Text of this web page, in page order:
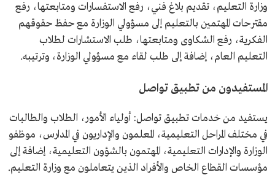
وزارة التعليم، تقديم بلاغ فني، رفع الاستفسارات ومتابعتها، رفع
مقترحات المهتمين بالتعليم إلى مسؤولي الوزارة مع حفظ حقوقهم
الفكرية، رفع الشكاوى ومتابعتها، طلب الاستشارات لطلاب
التعليم العام، إضافة إلى طلب لقاء مع مسؤولي الوزارة، وترتيبه.
المستفيدون من تطبيق تواصل
يستفيد من خدمات تطبيق تواصل: أولياء الأمور، الطلاب والطالبات
في مختلف المراحل التعليمية، المعلمون والإداريون في المدارس، موظفو
الوزارة والإدارات التعليمية، المهتمون بالشؤون التعليمية، إضافة إلى
مؤسسات القطاع الخاص والأفراد الذين يتعاملون مع وزارة التعليم.